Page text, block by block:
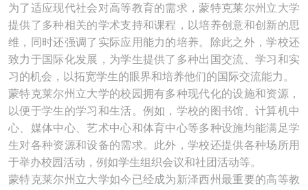
为了适应现代社会对高等教育的需求，蒙特克莱尔州立大学
提供了多种相关的学术支持和课程，以培养创意和创新的思
维，同时还强调了实际应用能力的培养。除此之外，学校还
致力于国际化发展，为学生提供了多种出国交流、学习和实
习的机会，以拓宽学生的眼界和培养他们的国际交流能力。
蒙特克莱尔州立大学的校园拥有多种现代化的设施和资源，
以便于学生的学习和生活。例如，学校的图书馆、计算机中
心、媒体中心、艺术中心和体育中心等多种设施均能满足学
生对各种资源和设备的需求。此外，学校还提供各种场所用
于举办校园活动，例如学生组织会议和社团活动等。
蒙特克莱尔州立大学如今已经成为新泽西州最重要的高等教